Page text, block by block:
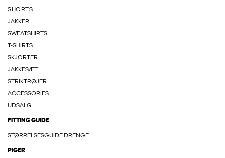
SHORTS
JAKKER
SWEATSHIRTS
T-SHIRTS
SKJORTER
JAKKESÆT
STRIKTRØJER
ACCESSORIES
UDSALG
FITTING GUIDE
STØRRELSESGUIDE DRENGE
PIGER